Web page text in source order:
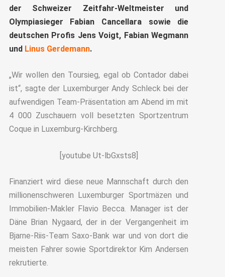
der Schweizer Zeitfahr-Weltmeister und
Olympiasieger Fabian Cancellara sowie die
deutschen Profis Jens Voigt, Fabian Wegmann
und Linus Gerdemann.
„Wir wollen den Toursieg, egal ob Contador dabei
ist“, sagte der Luxemburger Andy Schleck bei der
aufwendigen Team-Präsentation am Abend im mit
4 000 Zuschauern voll besetzten Sportzentrum
Coque in Luxemburg-Kirchberg.
[youtube Ut-lbGxsts8]
Finanziert wird diese neue Mannschaft durch den
millionenschweren Luxemburger Sportmäzen und
Immobilien-Makler Flavio Becca. Manager ist der
Däne Brian Nygaard, der in der Vergangenheit im
Bjarne-Riis-Team Saxo-Bank war und von dort die
meisten Fahrer sowie Sportdirektor Kim Andersen
rekrutierte.